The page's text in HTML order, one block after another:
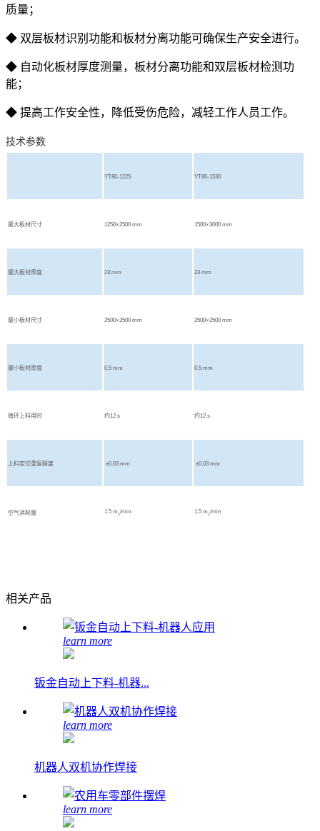
质量；
◆ 双层板材识别功能和板材分离功能可确保生产安全进行。
◆ 自动化板材厚度测量，板材分离功能和双层板材检测功
能；
◆ 提高工作安全性，降低受伤危险，减轻工作人员工作。
技术参数
YT80-1225 YT80-1530
最大板材尺寸 1250×2500 mm 1500×3000 mm
最大板材厚度 23 mm 23 mm
最小板材尺寸 2500×2500 mm 2500×2500 mm
最小板材厚度 0.5 mm 0.5 mm
循环上料用时 约12 s 约12 s
上料定位重复精度 ±0.03 mm ±0.03 mm
空气消耗量 1.5 m3/min 1.5 m3/min
相关产品
learn more
钣金自动上下料-机器...
learn more
机器人双机协作焊接
learn more